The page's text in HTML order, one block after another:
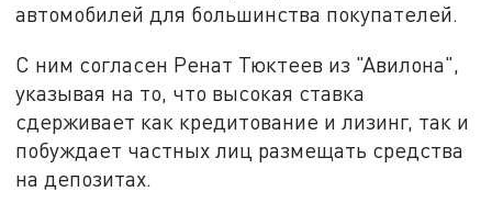
автомобилей для большинства покупателей.
С ним согласен Ренат Тюктеев из "Авилона",
указывая на то, что высокая ставка
сдерживает как кредитование и лизинг, так и
побуждает частных лиц размещать средства
на депозитах.